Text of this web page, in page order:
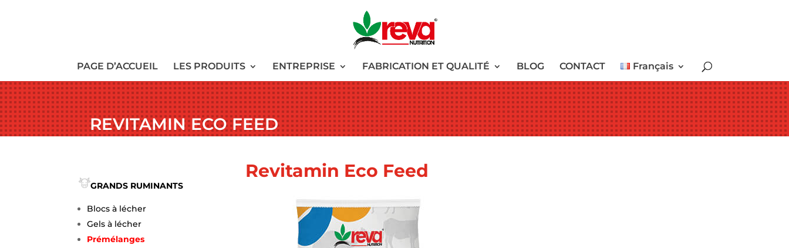
PAGE D’ACCUEIL LES PRODUITS ENTREPRISE FABRICATION ET QUALITÉ BLOG CONTACT Français
REVITAMIN ECO FEED
GRANDS RUMINANTS
Blocs à lécher
Gels à lécher
Prémélanges
Revitamin Eco Feed